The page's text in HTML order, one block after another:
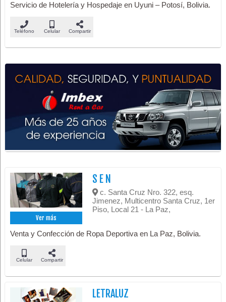
Servicio de Hotelería y Hospedaje en Uyuni – Potosí, Bolivia.
Teléfono Celular Compartir
Ver más
S E N
c. Santa Cruz Nro. 322, esq.
Jimenez, Multicentro Santa Cruz, 1er
Piso, Local 21 - La Paz,
Venta y Confección de Ropa Deportiva en La Paz, Bolivia.
Celular Compartir
LETRALUZ